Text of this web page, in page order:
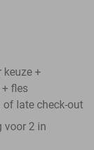
keuze +
fles
late check-out
voor 2 in